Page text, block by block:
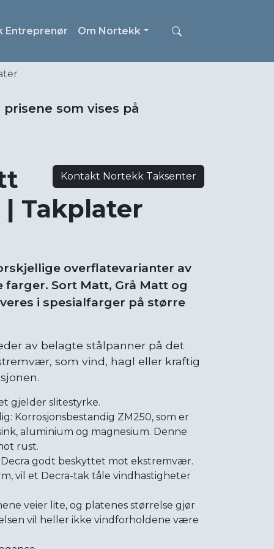
Entreprenør Om Nortekk
som vises på
Kontakt Nortekk Taksenter
| Takplater
overflatevarianter av
Sort Matt, Grå Matt og
i spesialfarger på større
av belagte stålpanner på det
som vind, hagl eller kraftig
gjelder slitestyrke.
Korrosjonsbestandig ZM250, som er
aluminium og magnesium. Denne
rust.
godt beskyttet mot ekstremvær.
vil et Decra-tak tåle vindhastigheter
veier lite, og platenes størrelse gjør
vil heller ikke vindforholdene være